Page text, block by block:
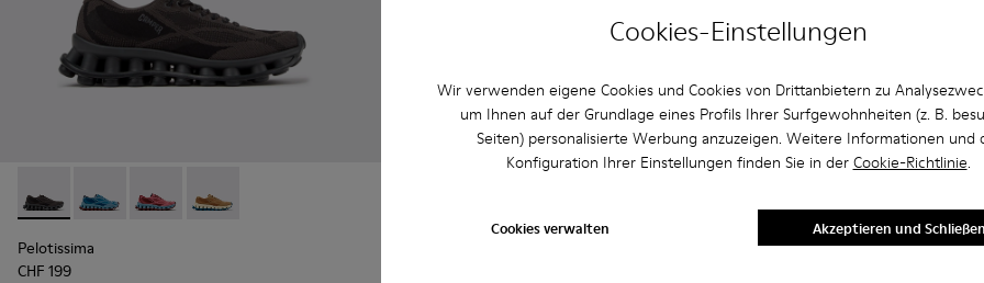
Cookies-Einstellungen
Wir verwenden eigene Cookies und Cookies von Drittanbietern zu
um Ihnen auf der Grundlage eines Profils Ihrer Surfgewohnheiten (z. B.
Seiten) personalisierte Werbung anzuzeigen. Weitere Informationen und
Konfiguration Ihrer Einstellungen finden Sie in der Cookie-Richtlinie.
Cookies verwalten Akzeptieren und Schließen
Pelotissima - K201922-006 - Schwarze und graue Sneaker aus recyceltem PET und technisch entwickelten Materialien. für
Pelotissima - K201922-011 - Blaue Sneaker aus recyceltem PET und technischen Materialien für Damen.
Pelotissima - K201922-010 - Bordeauxfarbene Sneaker aus recyceltem PET – für Damen.
Pelotissima - K201922-007 - Braune Sneaker aus recyceltem PET und technischen Materialien für
Pelotissima
CHF 199
Peu Path+ - K201987-001 - Schwarze Ballerinas aus Veloursleder und Textil
Donna - K201936-001 -
Donna - K201936-002
Donna